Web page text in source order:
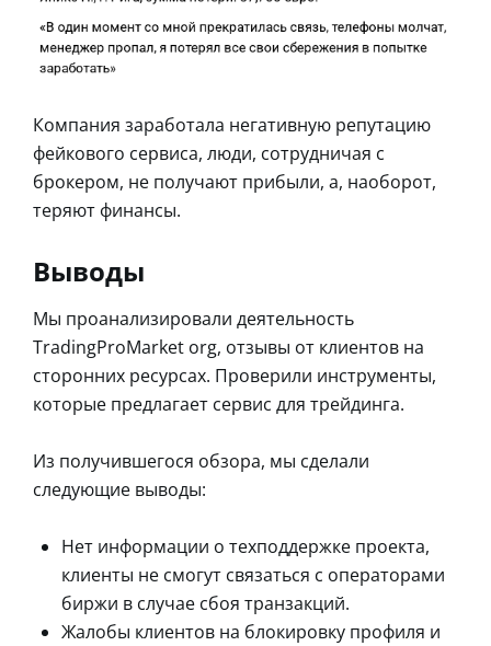
Компания заработала негативную репутацию
фейкового сервиса, люди, сотрудничая с
брокером, не получают прибыли, а, наоборот,
теряют финансы.
Выводы
Мы проанализировали деятельность
TradingProMarket org, отзывы от клиентов на
сторонних ресурсах. Проверили инструменты,
которые предлагает сервис для трейдинга.
Из получившегося обзора, мы сделали
следующие выводы:
Нет информации о техподдержке проекта,
клиенты не смогут связаться с операторами
биржи в случае сбоя транзакций.
Жалобы клиентов на блокировку профиля и